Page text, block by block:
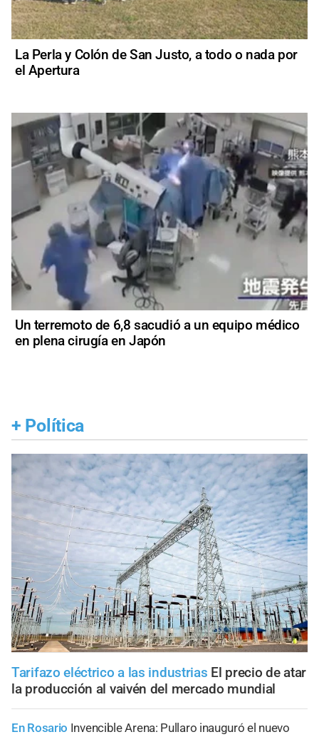
La Perla y Colón de San Justo, a todo o nada por
el Apertura
Un terremoto de 6,8 sacudió a un equipo médico
en plena cirugía en Japón
+ Política
Tarifazo eléctrico a las industrias El precio de atar
la producción al vaivén del mercado mundial
En Rosario Invencible Arena: Pullaro inauguró el nuevo